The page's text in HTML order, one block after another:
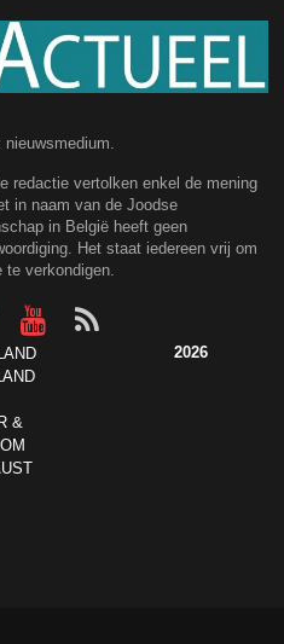
redactie vertolken enkel de mening
in naam van de Joodse
in België heeft geen
Het staat iedereen vrij om
te verkondigen.
&
2026